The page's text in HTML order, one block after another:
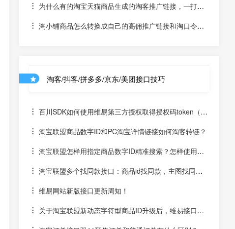
（佣金6%起）
为什么有的淘宝天猫商品生成的淘客推广链接，一打开
就会跳到爱淘宝？怎么解决？
淘小铺商品怎么转换成自己的高佣推广链接和淘口令？
淘客/抖客/拼多多/京东/美团接口技巧
百川SDK如何使用维易第三方授权取得授权码token（un
iapp）
淘宝联盟商品数字ID和PC淘宝详情链接如何淘客转链？
淘宝联盟怎样用指定商品数字ID精准搜索？怎样使用数
字ID和场景ID2转链？
淘宝联盟多个找同款接口：商品id找同款，主图找同
款，SKU找同款
维易网站新版接口更新周知！
关于淘宝联盟新动态字符型商品ID升级后，维易接口跟